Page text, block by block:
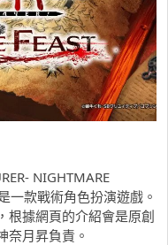
NIGHTMARE
一款戰術角色扮演遊戲。
根據網頁的介紹會是原創
奈月昇負責。